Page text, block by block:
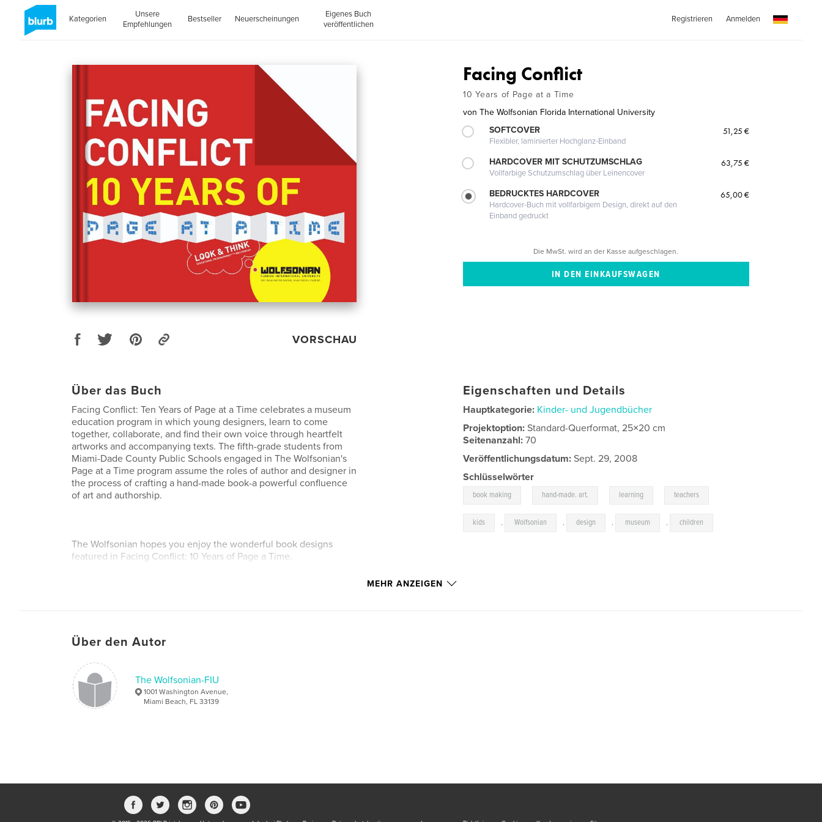
Kategorien
Unsere
Empfehlungen
Bestseller Neuerscheinungen
Eigenes Buch
veröffentlichen
Registrieren Anmelden
VORSCHAU
Facing Conflict
10 Years of Page at a Time
von The Wolfsonian Florida International University
SOFTCOVER
Flexibler, laminierter Hochglanz-Einband
51,25 €
HARDCOVER MIT SCHUTZUMSCHLAG
Vollfarbige Schutzumschlag über Leinencover
63,75 €
BEDRUCKTES HARDCOVER
Hardcover-Buch mit vollfarbigem Design, direkt auf den
Einband gedruckt
65,00 €
Die MwSt. wird an der Kasse aufgeschlagen.
Über das Buch
Facing Conflict: Ten Years of Page at a Time celebrates a museum
education program in which young designers, learn to come
together, collaborate, and find their own voice through heartfelt
artworks and accompanying texts. The fifth-grade students from
Miami-Dade County Public Schools engaged in The Wolfsonian's
Page at a Time program assume the roles of author and designer in
the process of crafting a hand-made book-a powerful confluence
of art and authorship.
The Wolfsonian hopes you enjoy the wonderful book designs
featured in Facing Conflict: 10 Years of Page a Time.
Eigenschaften und Details
Hauptkategorie: Kinder- und Jugendbücher
Projektoption:Standard-Querformat, 25×20 cm
Seitenanzahl:70
Veröffentlichungsdatum: Sept. 29, 2008
Schlüsselwörter
book making hand-made. art. learning teachers
kids , Wolfsonian , design , museum , children
MEHR ANZEIGEN
Über den Autor
The Wolfsonian-FIU
1001 Washington Avenue,
Miami Beach, FL 33139